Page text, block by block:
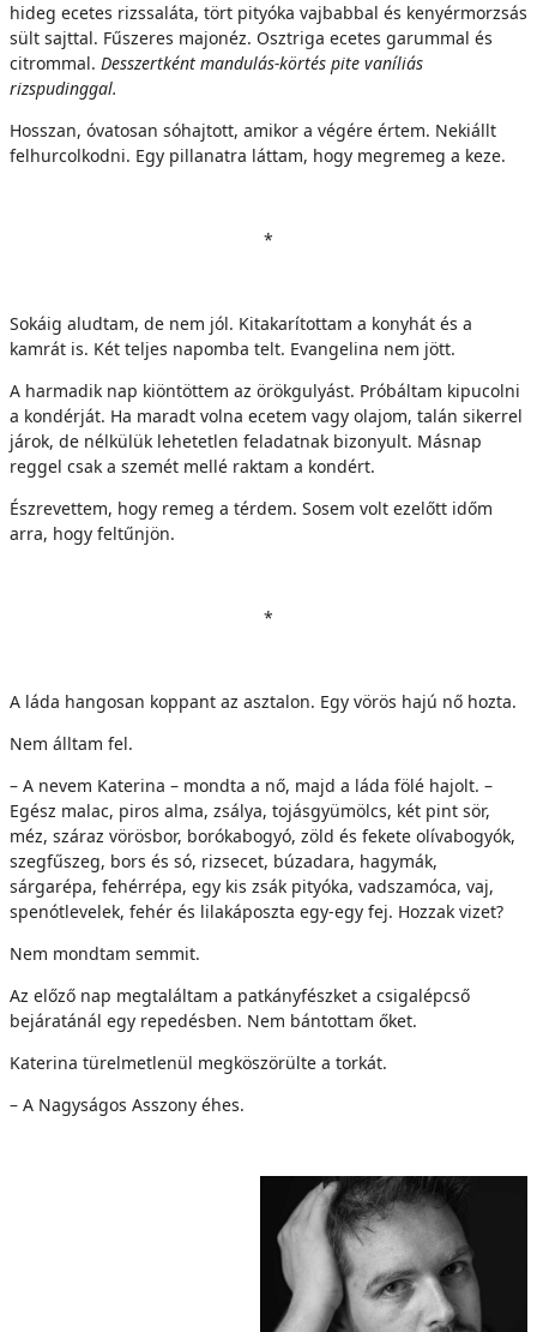
hideg ecetes rizssaláta, tört pityóka vajbabbal és kenyérmorzsás
sült sajttal. Fűszeres majonéz. Osztriga ecetes garummal és
citrommal. Desszertként mandulás-körtés pite vaníliás
rizspudinggal.
Hosszan, óvatosan sóhajtott, amikor a végére értem. Nekiállt
felhurcolkodni. Egy pillanatra láttam, hogy megremeg a keze.
*
Sokáig aludtam, de nem jól. Kitakarítottam a konyhát és a
kamrát is. Két teljes napomba telt. Evangelina nem jött.
A harmadik nap kiöntöttem az örökgulyást. Próbáltam kipucolni
a kondérját. Ha maradt volna ecetem vagy olajom, talán sikerrel
járok, de nélkülük lehetetlen feladatnak bizonyult. Másnap
reggel csak a szemét mellé raktam a kondért.
Észrevettem, hogy remeg a térdem. Sosem volt ezelőtt időm
arra, hogy feltűnjön.
*
A láda hangosan koppant az asztalon. Egy vörös hajú nő hozta.
Nem álltam fel.
– A nevem Katerina – mondta a nő, majd a láda fölé hajolt. –
Egész malac, piros alma, zsálya, tojásgyümölcs, két pint sör,
méz, száraz vörösbor, borókabogyó, zöld és fekete olívabogyók,
szegfűszeg, bors és só, rizsecet, búzadara, hagymák,
sárgarépa, fehérrépa, egy kis zsák pityóka, vadszamóca, vaj,
spenótlevelek, fehér és lilakáposzta egy-egy fej. Hozzak vizet?
Nem mondtam semmit.
Az előző nap megtaláltam a patkányfészket a csigalépcső
bejáratánál egy repedésben. Nem bántottam őket.
Katerina türelmetlenül megköszörülte a torkát.
– A Nagyságos Asszony éhes.